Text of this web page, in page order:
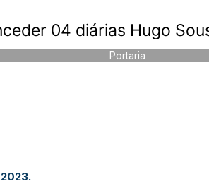
04 diárias Hugo
Portaria
2023.